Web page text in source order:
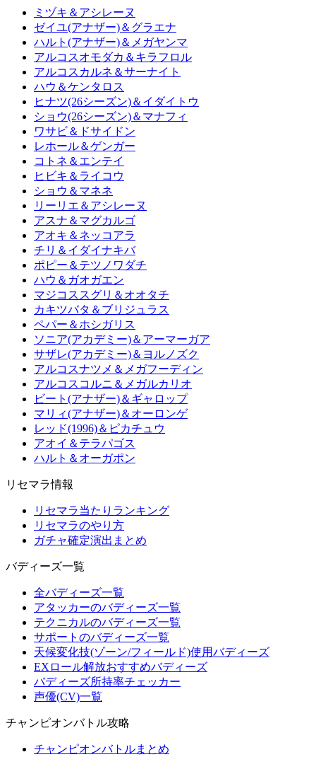
ミヅキ＆アシレーヌ
ゼイユ(アナザー)＆グラエナ
ハルト(アナザー)＆メガヤンマ
アルコスオモダカ＆キラフロル
アルコスカルネ＆サーナイト
ハウ＆ケンタロス
ヒナツ(26シーズン)＆イダイトウ
ショウ(26シーズン)＆マナフィ
ワサビ＆ドサイドン
レホール＆ゲンガー
コトネ＆エンテイ
ヒビキ＆ライコウ
ショウ＆マネネ
リーリエ＆アシレーヌ
アスナ＆マグカルゴ
アオキ＆ネッコアラ
チリ＆イダイナキバ
ポピー＆テツノワダチ
ハウ＆ガオガエン
マジコススグリ＆オオタチ
カキツバタ＆ブリジュラス
ペパー＆ホシガリス
ソニア(アカデミー)＆アーマーガア
サザレ(アカデミー)＆ヨルノズク
アルコスナツメ＆メガフーディン
アルコスコルニ＆メガルカリオ
ビート(アナザー)＆ギャロップ
マリィ(アナザー)＆オーロンゲ
レッド(1996)＆ピカチュウ
アオイ＆テラパゴス
ハルト＆オーガポン
リセマラ情報
リセマラ当たりランキング
リセマラのやり方
ガチャ確定演出まとめ
バディーズ一覧
全バディーズ一覧
アタッカーのバディーズ一覧
テクニカルのバディーズ一覧
サポートのバディーズ一覧
天候変化技(ゾーン/フィールド)使用バディーズ
EXロール解放おすすめバディーズ
バディーズ所持率チェッカー
声優(CV)一覧
チャンピオンバトル攻略
チャンピオンバトルまとめ